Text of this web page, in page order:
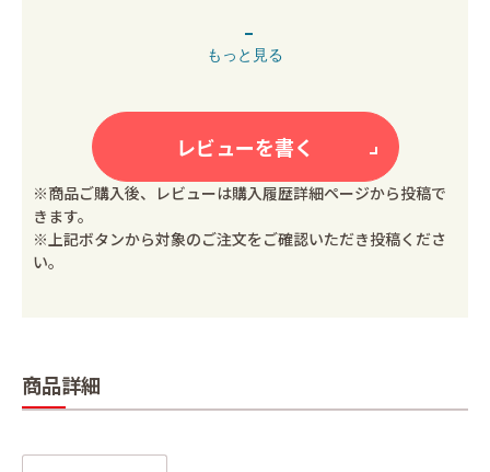
もっと見る
レビューを書く
※商品ご購入後、レビューは購入履歴詳細ページから投稿で
きます。
※上記ボタンから対象のご注文をご確認いただき投稿くださ
い。
商品詳細